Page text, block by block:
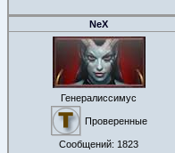
NeX
Генералиссимус
Проверенные
Сообщений: 1823